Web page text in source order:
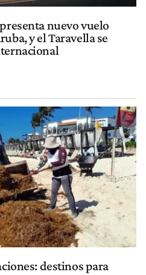
nuevo vuelo
y el Taravella se
destinos para